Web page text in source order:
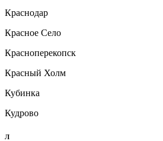
Краснодар
Красное Село
Красноперекопск
Красный Холм
Кубинка
Кудрово
Л